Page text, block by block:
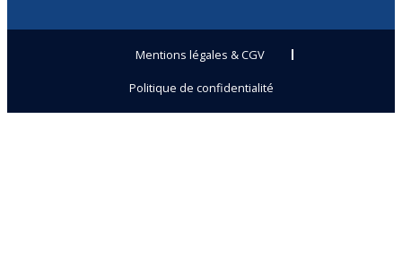
Mentions légales & CGV
Politique de confidentialité